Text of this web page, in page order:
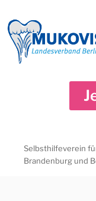
Inhalt
springen
Selbsthilfeverein
Brandenburg und